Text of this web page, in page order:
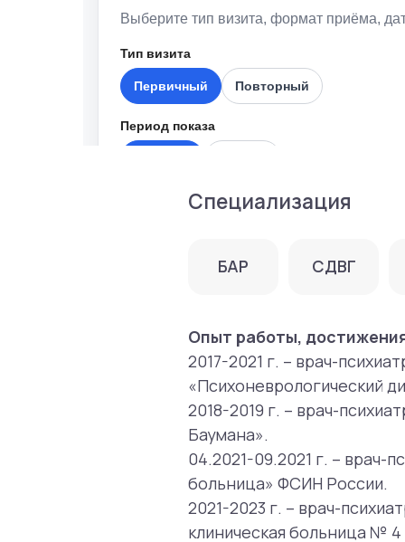
Специализация
2017-2021 г. – врач-психиатр
Баумана».
2021-2023 г. – врач-психиатр
клиническая больница № 4 им.
С 09.2023 по н. в. – врач-
2023 г. – Удостоен
в системе московского
Образование
2009-2015 гг. – ФГБОУ ВПО
специальность «Лечебное
2015-2017 гг. – Ординатура по